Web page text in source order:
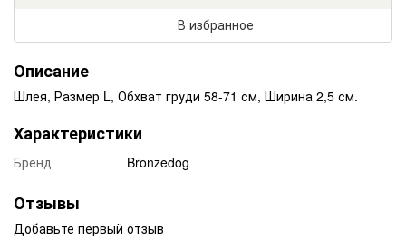
В избранное
Описание
Шлея, Размер L, Обхват груди 58-71 см, Ширина 2,5 см.
Характеристики
Бренд Bronzedog
Отзывы
Добавьте первый отзыв